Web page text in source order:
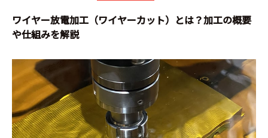
ワイヤー放電加工（ワイヤーカット）とは？加工の概要
や仕組みを解説